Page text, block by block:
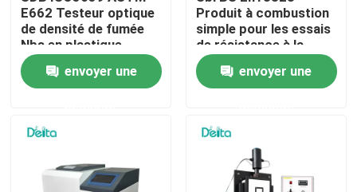
À la maison
Produits
E662 Testeur optique
de densité de fumée
Nbs en plastique
envoyer une
Produit à combustion
simple pour les essais
de résistance à la
flamme
envoyer une